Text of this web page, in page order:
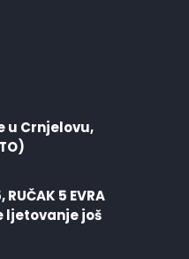
u Crnjelovu,
RUČAK 5 EVRA
ljetovanje još